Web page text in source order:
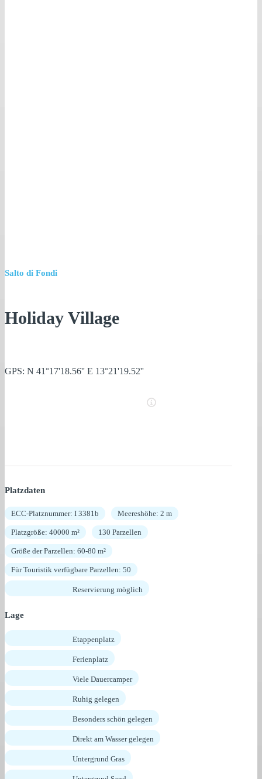
Salto di Fondi
Holiday Village
GPS: N 41°17'18.56'' E 13°21'19.52''
Platzdaten
ECC-Platznummer: I 3381b Meereshöhe: 2 m
Platzgröße: 40000 m² 130 Parzellen
Größe der Parzellen: 60-80 m²
Für Touristik verfügbare Parzellen: 50
Reservierung möglich
Lage
Etappenplatz
Ferienplatz
Viele Dauercamper
Ruhig gelegen
Besonders schön gelegen
Direkt am Wasser gelegen
Untergrund Gras